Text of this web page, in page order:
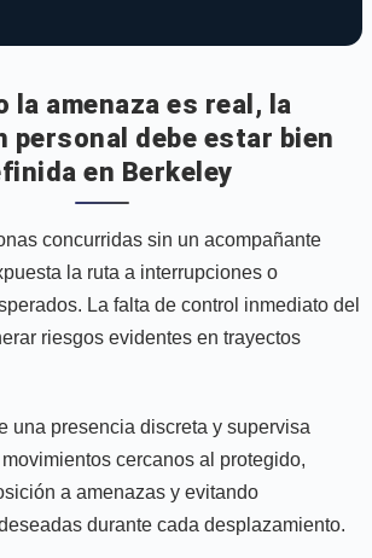
la amenaza es real, la
personal debe estar bien
en Berkeley
concurridas sin un acompañante
la ruta a interrupciones o
La falta de control inmediato del
riesgos evidentes en trayectos
una presencia discreta y supervisa
cercanos al protegido,
a amenazas y evitando
durante cada desplazamiento.